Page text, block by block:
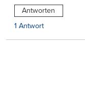
Antworten
1 Antwort